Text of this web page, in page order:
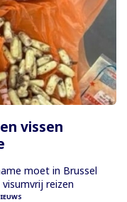
vissen
moet in Brussel
reizen